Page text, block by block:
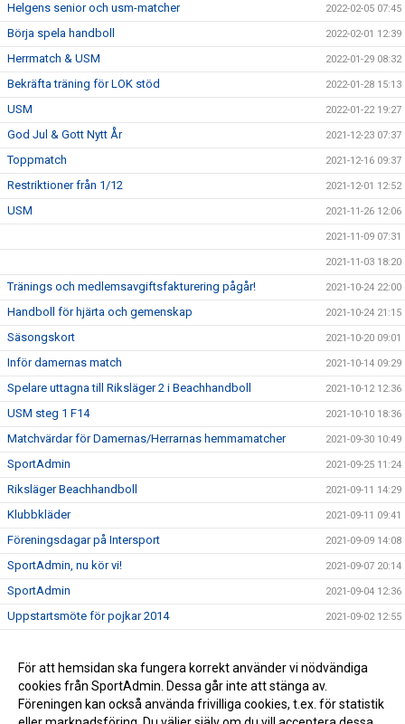
Helgens senior och usm-matcher 2022-02-05 07:45
Börja spela handboll 2022-02-01 12:39
Herrmatch & USM 2022-01-29 08:32
Bekräfta träning för LOK stöd 2022-01-28 15:13
USM 2022-01-22 19:27
God Jul & Gott Nytt År 2021-12-23 07:37
Toppmatch 2021-12-16 09:37
Restriktioner från 1/12 2021-12-01 12:52
USM 2021-11-26 12:06
2021-11-09 07:31
2021-11-03 18:20
Tränings och medlemsavgiftsfakturering pågår! 2021-10-24 22:00
Handboll för hjärta och gemenskap 2021-10-24 21:15
Säsongskort 2021-10-20 09:01
Inför damernas match 2021-10-14 09:29
Spelare uttagna till Riksläger 2 i Beachhandboll 2021-10-12 12:36
USM steg 1 F14 2021-10-10 18:36
Matchvärdar för Damernas/Herrarnas hemmamatcher 2021-09-30 10:49
SportAdmin 2021-09-25 11:24
Riksläger Beachhandboll 2021-09-11 14:29
Klubbkläder 2021-09-11 09:41
Föreningsdagar på Intersport 2021-09-09 14:08
SportAdmin, nu kör vi! 2021-09-07 20:14
SportAdmin 2021-09-04 12:36
Uppstartsmöte för pojkar 2014 2021-09-02 12:55
Ny klädleverantör 2021-05-03 10:20
Vi minns Johnny Månsson 2021-01-26 11:30
För att hemsidan ska fungera korrekt använder vi nödvändiga
cookies från SportAdmin. Dessa går inte att stänga av.
Föreningen kan också använda frivilliga cookies, t.ex. för statistik